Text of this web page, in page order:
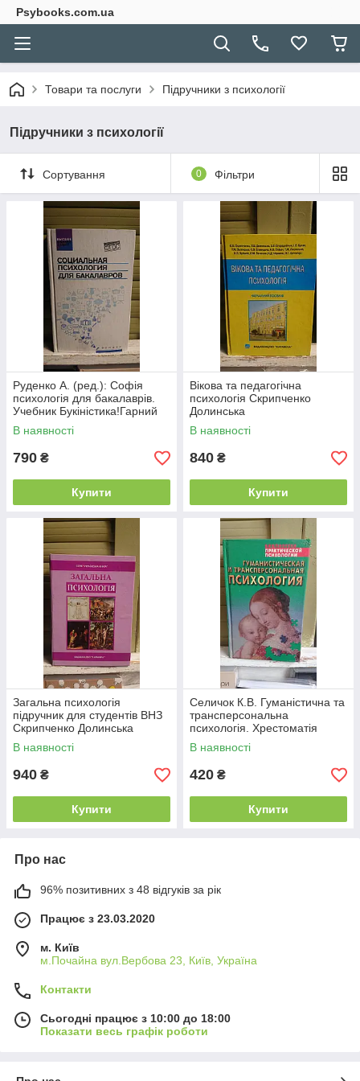
Psybooks.com.ua
Товари та послуги Підручники з психології
Підручники з психології
Сортування 0 Фільтри
Руденко А. (ред.): Софія
психологія для бакалаврів.
Учебник Букіністика!Гарний
Стан!
В наявності
790 ₴
Купити
Вікова та педагогічна
психологія Скрипченко
Долинська
В наявності
840 ₴
Купити
Загальна психологія
підручник для студентів ВНЗ
Скрипченко Долинська
В наявності
940 ₴
Купити
Селичок К.В. Гуманістична та
трансперсональна
психологія. Хрестоматія
В наявності
420 ₴
Купити
Про нас
96% позитивних з 48 відгуків за рік
Працює з 23.03.2020
м. Київ
м.Почайна вул.Вербова 23, Київ, Україна
Контакти
Сьогодні працює з 10:00 до 18:00
Показати весь графік роботи